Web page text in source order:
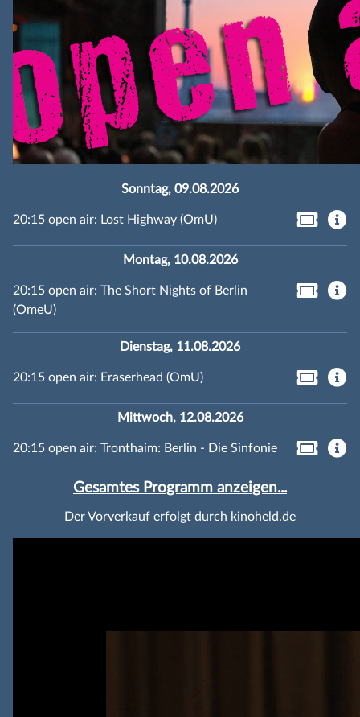
Sonntag, 09.08.2026
20:15 open air: Lost Highway (OmU)
Montag, 10.08.2026
20:15 open air: The Short Nights of Berlin
(OmeU)
Dienstag, 11.08.2026
20:15 open air: Eraserhead (OmU)
Mittwoch, 12.08.2026
20:15 open air: Tronthaim: Berlin - Die Sinfonie
Gesamtes Programm anzeigen...
Der Vorverkauf erfolgt durch kinoheld.de